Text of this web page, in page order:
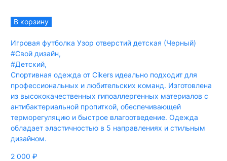
В корзину
Игровая футболка Узор отверстий детская (Черный)
#Свой дизайн,
#Детский,
Спортивная одежда от Cikers идеально подходит для
профессиональных и любительских команд. Изготовлена
из высококачественных гипоаллергенных материалов с
антибактериальной пропиткой, обеспечивающей
терморегуляцию и быстрое влагоотведение. Одежда
обладает эластичностью в 5 направлениях и стильным
дизайном.
2 000 ₽